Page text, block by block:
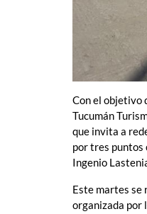
Con el objetivo
Tucumán
que invita a
por tres puntos
Ingenio
Este martes se
organizada por